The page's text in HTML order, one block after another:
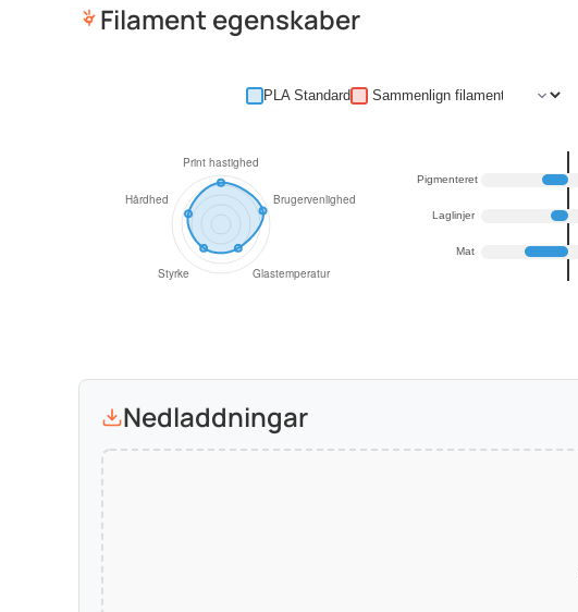
Filament egenskaber
PLA Standard
Pigmenteret
Laglinjer
Mat
Nedladdningar